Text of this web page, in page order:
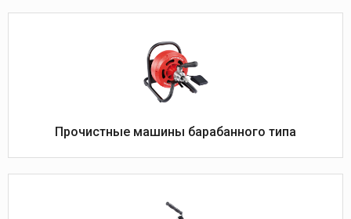
Прочистные машины барабанного типа